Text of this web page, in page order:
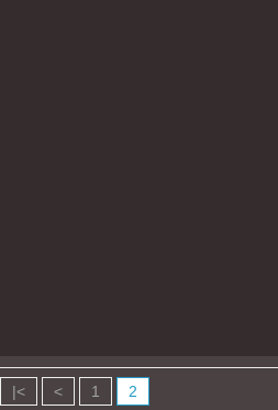
|< < 1 2